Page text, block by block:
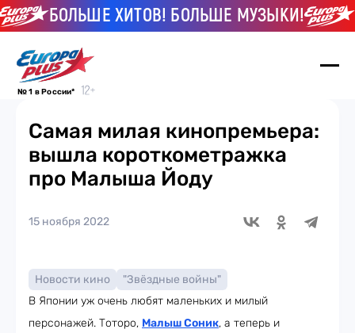
БОЛЬШЕ ХИТОВ! БОЛЬШЕ МУЗЫКИ!
№ 1 в России*
Самая милая кинопремьера:
вышла короткометражка
про Малыша Йоду
15 ноября 2022
Новости кино
"Звёздные войны"
В Японии уж очень любят маленьких и милый
персонажей. Тоторо, Малыш Соник, а теперь и